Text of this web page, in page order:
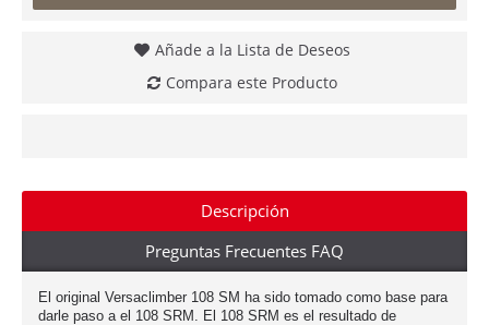
Añade a la Lista de Deseos
Compara este Producto
Descripción
Preguntas Frecuentes FAQ
El original Versaclimber 108 SM ha sido tomado como base para
darle paso a el 108 SRM. El 108 SRM es el resultado de